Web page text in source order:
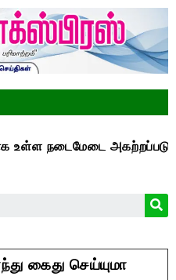
அகற்றப்படுமா?
கைது செய்யுமா